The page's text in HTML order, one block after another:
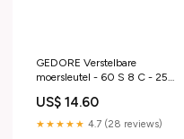
GEDORE Verstelbare
moersleutel - 60 S 8 C - 25
US$ 14.60
★★★★★ 4.7 (28 reviews)